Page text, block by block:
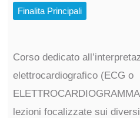
Finalita Principali
Corso dedicato
elettrocardiografico (ECG o
lezioni focalizzate sui